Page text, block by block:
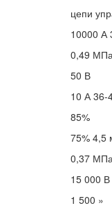
цепи
10000 А
0,49
50 В
10 А
85%
75% 4,5
0,37
15 000 В
1 500 »